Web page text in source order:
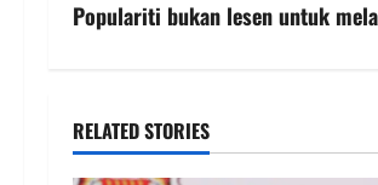
Populariti bukan lesen untuk
RELATED STORIES